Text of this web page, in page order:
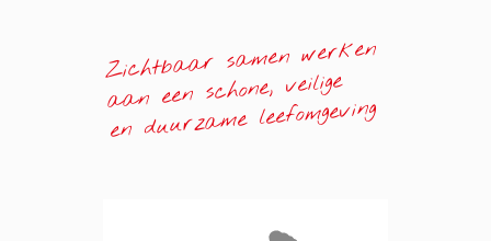
Zichtbaar samen werken
aan een schone, veilige
en duurzame leefomgeving